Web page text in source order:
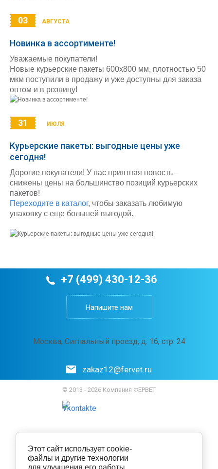
03 АВГУСТА
Новинка в ассортименте!
Уважаемые покупатели!
Новые курьерские пакеты 600х800 мм, плотностью 50
мкм поступили в продажу и уже доступны для заказа
оптом и в розницу!
31 ИЮЛЯ
Курьерские пакеты: выгодные цены уже
сегодня!
Дорогие покупатели! У нас приятная новость –
снижены цены на большинство позиций курьерских
пакетов!
Переходите в каталог, чтобы заказать любимую
упаковку с еще большей выгодой.
+7 (499) 430-12-36
Напишите нам
Москва, Сигнальный проезд, д. 16, стр. 24
zakaz12@fervet.ru
© 2013 - 2026 Компания ФЕРВЕТ
Этот сайт использует cookie-
файлы и другие технологии
для улучшения его работы.